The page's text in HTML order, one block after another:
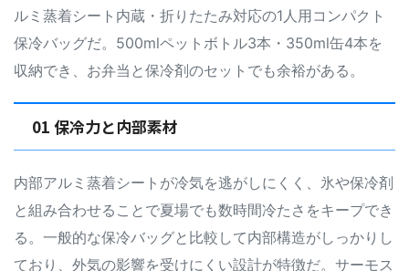
ルミ蒸着シート内蔵・折りたたみ対応の1人用コンパクト
保冷バッグだ。500mlペットボトル3本・350ml缶4本を
収納でき、お弁当と保冷剤のセットでも余裕がある。
01 保冷力と内部素材
内部アルミ蒸着シートが冷気を逃がしにくく、氷や保冷剤
と組み合わせることで夏場でも数時間冷たさをキープでき
る。一般的な保冷バッグと比較して内部構造がしっかりし
ており、外気の影響を受けにくい設計が特徴だ。サーモス